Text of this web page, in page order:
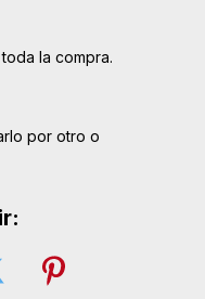
la compra.
por otro o